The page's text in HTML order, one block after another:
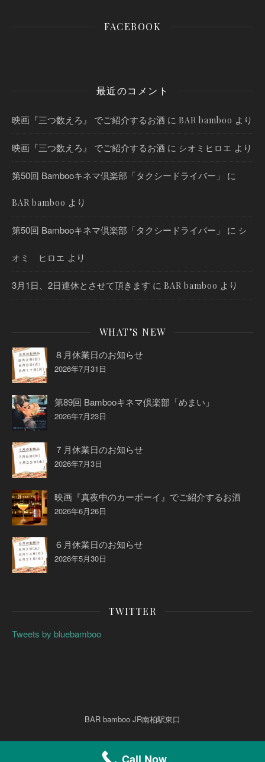
FACEBOOK
最近のコメント
映画『三つ数えろ』 でご紹介するお酒 に BAR bamboo より
映画『三つ数えろ』 でご紹介するお酒 に シオミヒロエ より
第50回 Bambooキネマ倶楽部「タクシードライバー」 に
BAR bamboo より
第50回 Bambooキネマ倶楽部「タクシードライバー」 に シ
オミ ヒロエ より
3月1日、2日連休とさせて頂きます に BAR bamboo より
WHAT’S NEW
８月休業日のお知らせ
2026年7月31日
第89回 Bambooキネマ倶楽部「めまい」
2026年7月23日
７月休業日のお知らせ
2026年7月3日
映画『真夜中のカーボーイ』でご紹介するお酒
2026年6月26日
６月休業日のお知らせ
2026年5月30日
TWITTER
Tweets by bluebamboo
BAR bamboo JR南柏駅東口